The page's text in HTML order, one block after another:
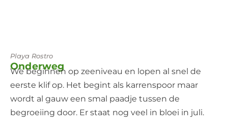
Playa Rostro
Onderweg
We beginnen op zeeniveau en lopen al snel de
eerste klif op. Het begint als karrenspoor maar
wordt al gauw een smal paadje tussen de
begroeiing door. Er staat nog veel in bloei in juli.